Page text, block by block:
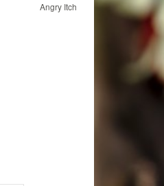
Angry Itch